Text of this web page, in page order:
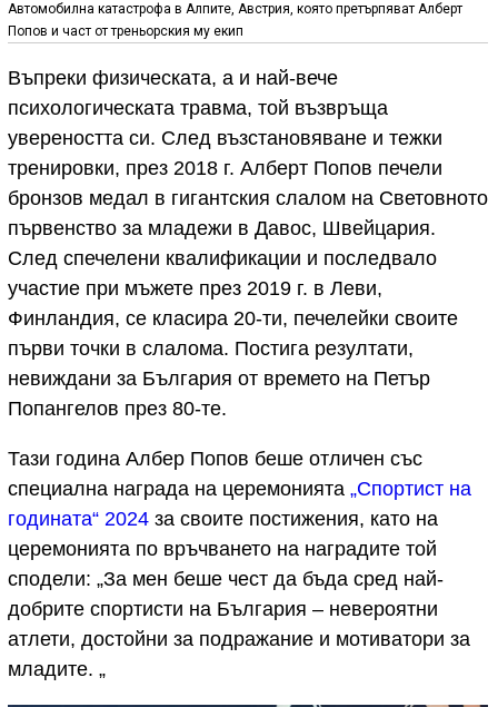
Автомобилна катастрофа в Алпите, Австрия, която претърпяват Алберт
Попов и част от треньорския му екип
Въпреки физическата, а и най-вече
психологическата травма, той възвръща
увереността си. След възстановяване и тежки
тренировки, през 2018 г. Алберт Попов печели
бронзов медал в гигантския слалом на Световното
първенство за младежи в Давос, Швейцария.
След спечелени квалификации и последвало
участие при мъжете през 2019 г. в Леви,
Финландия, се класира 20-ти, печелейки своите
първи точки в слалома. Постига резултати,
невиждани за България от времето на Петър
Попангелов през 80-те.
Тази година Албер Попов беше отличен със
специална награда на церемонията „Спортист на
годината“ 2024 за своите постижения, като на
церемонията по връчването на наградите той
сподели: „За мен беше чест да бъда сред най-
добрите спортисти на България – невероятни
атлети, достойни за подражание и мотиватори за
младите. „